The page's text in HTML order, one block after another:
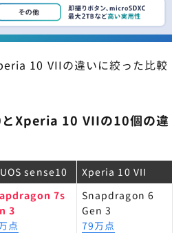
10 VIIの違いに絞った比較
Xperia 10 VIIの10個の違
sense10 Xperia 10 VII
7s
3
点
Snapdragon 6
Gen 3​
79万点